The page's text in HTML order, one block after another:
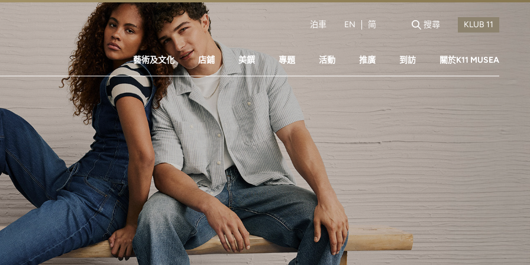
泊車 EN 简 搜尋
藝術及文化 店鋪 美饌 專題 活動 推廣 到訪 關於K11 MUSEA